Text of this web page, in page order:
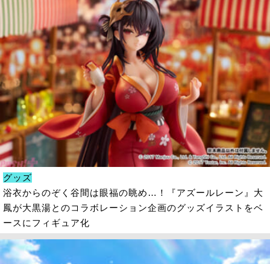
グッズ
浴衣からのぞく谷間は眼福の眺め…！『アズールレーン』大
鳳が大黒湯とのコラボレーション企画のグッズイラストをベ
ースにフィギュア化